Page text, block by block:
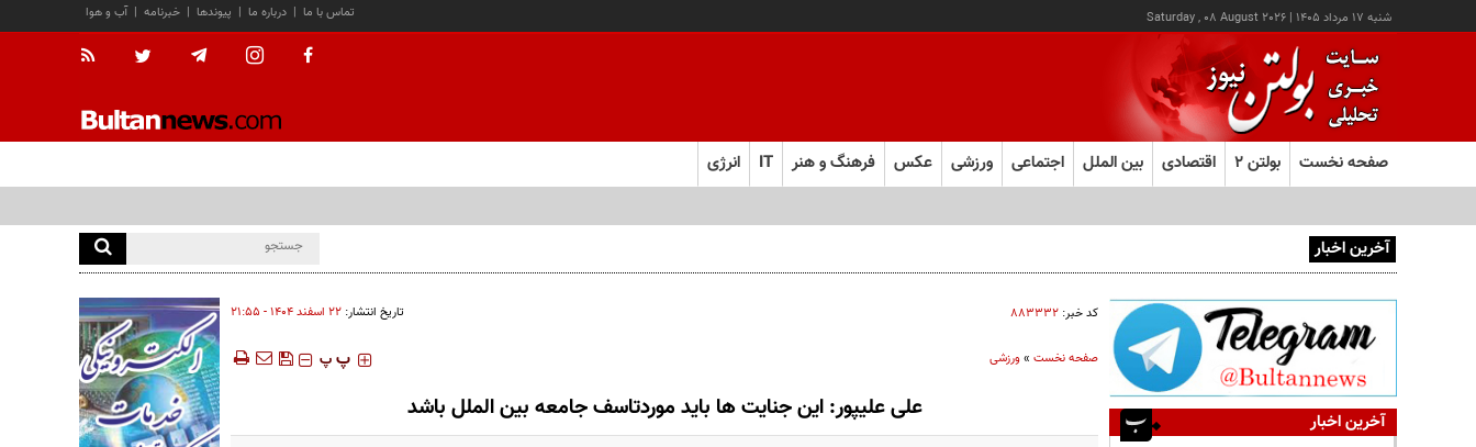
شنبه ۱۷ مرداد ۱۴۰۵ |
Saturday , 08 August 2026 آب و هوا | خبرنامه | پیوندها | درباره ما | تماس با ما
صفحه نخست بولتن ۲ اقتصادی بین الملل اجتماعی ورزشی عکس فرهنگ و هنر IT انرژی
آخرین اخبار
کد خبر: ۸۸۳۳۳۲ تاریخ انتشار: ۲۲ اسفند ۱۴۰۴ - ۲۱:۵۵
صفحه نخست»ورزشی ‍‍‍ پ پ
علی علیپور: این جنایت ها باید موردتاسف جامعه بین الملل باشد آخرین اخبار